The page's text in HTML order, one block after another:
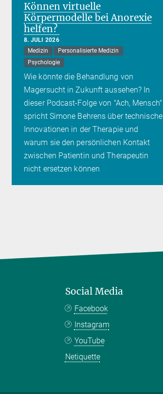
Können virtuelle
Körpermodelle bei Anorexie
helfen?
8. JULI 2026
Medizin
Personalisierte Medizin
Psychologie
Wie könnte die Behandlung von
Magersucht in Zukunft aussehen? In
dieser Podcast-Folge von "Ach, Mensch"
spricht Simone Behrens über technische
Innovationen in der Therapie und
warum sie den persönlichen Kontakt
zwischen Patientin und Therapeutin
nicht ersetzen können
Social Media
Facebook
Instagram
YouTube
Netiquette